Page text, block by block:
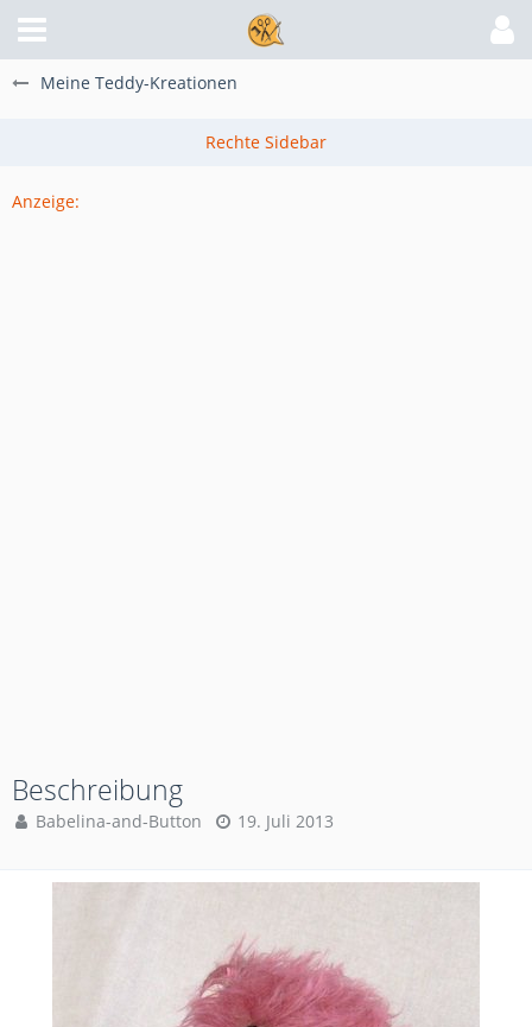
Meine Teddy-Kreationen
Anzeige:
Beschreibung
Babelina-and-Button 19. Juli 2013